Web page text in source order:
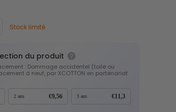
rangement
rangement
Stock limité
du produit
: Dommage accidentel (toile ou
à neuf, par XCOTTON en partenariat
2 ans €9,56 3 ans €11,3